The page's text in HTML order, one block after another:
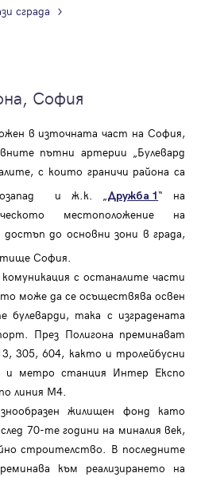
сграда
София
в източната част на София,
пътни артерии „Булевард
с които граничи района са
и ж.к. „Дружба 1“ на
местоположение на
достъп до основни зони в града,
София.
с останалите части
може да се осъществява освен
така с изградената
През Полигона преминават
305, 604, както и тролейбусни
метро станция Интер Експо
линия М4.
жилищен фонд като
70-те години на миналия век,
строителство. В последните
към реализирането на